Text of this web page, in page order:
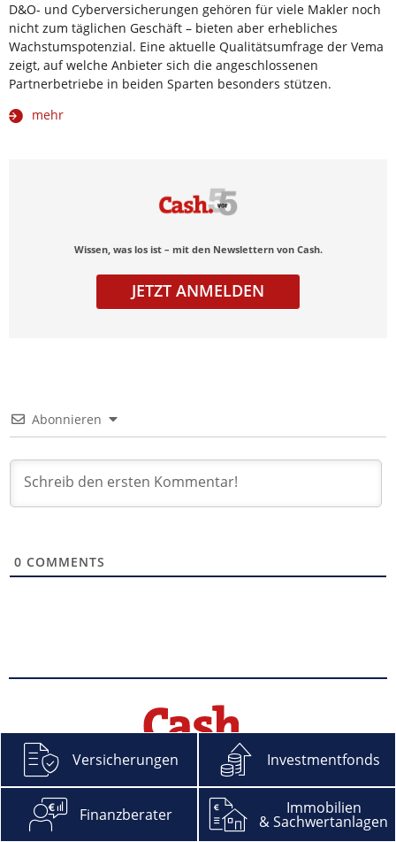
D&O- und Cyberversicherungen gehören für viele Makler noch
nicht zum täglichen Geschäft – bieten aber erhebliches
Wachstumspotenzial. Eine aktuelle Qualitätsumfrage der Vema
zeigt, auf welche Anbieter sich die angeschlossenen
Partnerbetriebe in beiden Sparten besonders stützen.
mehr
Wissen, was los ist – mit den Newslettern von Cash.
JETZT ANMELDEN
Abonnieren
0 COMMENTS
FacebookYouTube
X
Xing Feed
Versicherungen Investmentfonds
Finanzberater Immobilien
& Sachwertanlagen